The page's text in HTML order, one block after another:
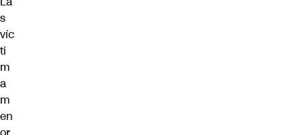
s
víc
ti
m
a
m
en